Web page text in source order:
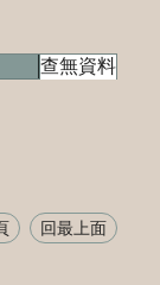
查無資料
回最上面